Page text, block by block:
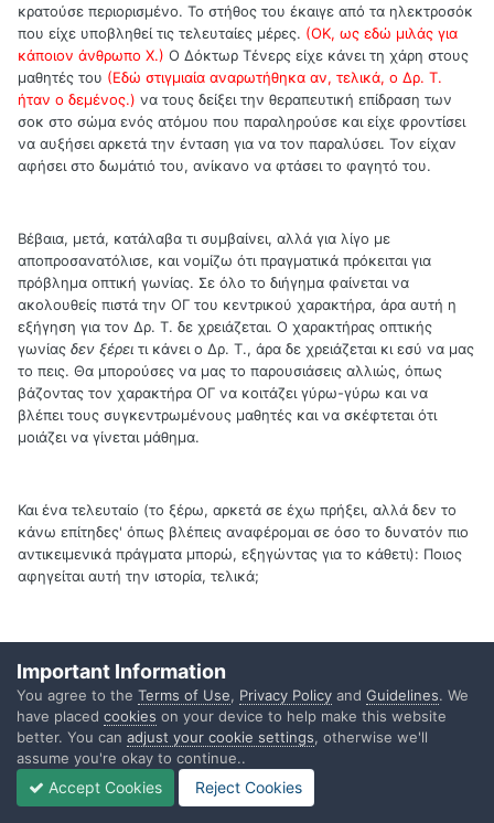
κρατούσε περιορισμένο. Το στήθος του έκαιγε από τα ηλεκτροσόκ
που είχε υποβληθεί τις τελευταίες μέρες. (ΟΚ, ως εδώ μιλάς για
κάποιον άνθρωπο Χ.) Ο Δόκτωρ Τένερς είχε κάνει τη χάρη στους
μαθητές του (Εδώ στιγμιαία αναρωτήθηκα αν, τελικά, ο Δρ. Τ.
ήταν ο δεμένος.) να τους δείξει την θεραπευτική επίδραση των
σοκ στο σώμα ενός ατόμου που παραληρούσε και είχε φροντίσει
να αυξήσει αρκετά την ένταση για να τον παραλύσει. Τον είχαν
αφήσει στο δωμάτιό του, ανίκανο να φτάσει το φαγητό του.
Βέβαια, μετά, κατάλαβα τι συμβαίνει, αλλά για λίγο με
αποπροσανατόλισε, και νομίζω ότι πραγματικά πρόκειται για
πρόβλημα οπτική γωνίας. Σε όλο το διήγημα φαίνεται να
ακολουθείς πιστά την ΟΓ του κεντρικού χαρακτήρα, άρα αυτή η
εξήγηση για τον Δρ. Τ. δε χρειάζεται. Ο χαρακτήρας οπτικής
γωνίας δεν ξέρει τι κάνει ο Δρ. Τ., άρα δε χρειάζεται κι εσύ να μας
το πεις. Θα μπορούσες να μας το παρουσιάσεις αλλιώς, όπως
βάζοντας τον χαρακτήρα ΟΓ να κοιτάζει γύρω-γύρω και να
βλέπει τους συγκεντρωμένους μαθητές και να σκέφτεται ότι
μοιάζει να γίνεται μάθημα.
Και ένα τελευταίο (το ξέρω, αρκετά σε έχω πρήξει, αλλά δεν το
κάνω επίτηδες' όπως βλέπεις αναφέρομαι σε όσο το δυνατόν πιο
αντικειμενικά πράγματα μπορώ, εξηγώντας για το κάθετι): Ποιος
αφηγείται αυτή την ιστορία, τελικά;
μας, που για την ώρα θα ονομάσουμε Δημήτρη.
Κατά πρώτον, αυτά τα "ο ήρωάς μας" είναι τα αποφεύγει κανείς,
αν δε γράφει παραμύθι. (Θυμάσαι την άλλη ιστορία; Εκεί δεν
ανέφερα τίποτα για το "ο ήρωάς μας", γιατί ταίριαζε στο όλο
κλίμα.) Αλλά, επίσης, γεννιέται και το ερώτημα ποιος αποκαλεί
Important Information
You agree to the Terms of Use, Privacy Policy and Guidelines. We
have placed cookies on your device to help make this website
better. You can adjust your cookie settings, otherwise we'll
assume you're okay to continue..
Accept Cookies Reject Cookies